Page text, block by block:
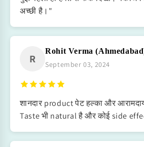
अच्छी है।"
R
Rohit Verma
September 03, 2024
शानदार product पेट हल्का और
Taste भी natural है और कोई side